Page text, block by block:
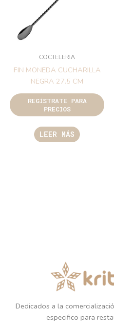
COCTELERIA
FIN MONEDA CUCHARILLA
NEGRA 27.5 CM
REGÍSTRATE PARA
PRECIOS
LEER MÁS
Dedicados a la
especifico para